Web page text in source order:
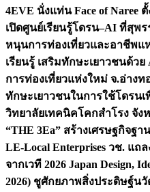
4EVE นั่งแท่น Face of Naree
เปิดศูนย์เรียนรู้โดรน–AI ที่สุพ
หนุนการท่องเที่ยวและอาชีพแ
เรียนรู้ เสริมทักษะเยาวชนด้ว
การท่องเที่ยวแห่งใหม่ จ.อ่างท
ทักษะเยาวชนในการใช้โดรน
วิทยาลัยเทคนิคโคกสำโรง จัง
“THE 3Ea” สร้างเศรษฐกิจฐ
LE-Local Enterprises วช. แถล
จากเวที 2026 Japan Design,
2026) ชูศักยภาพสิ่งประดิษฐ์น